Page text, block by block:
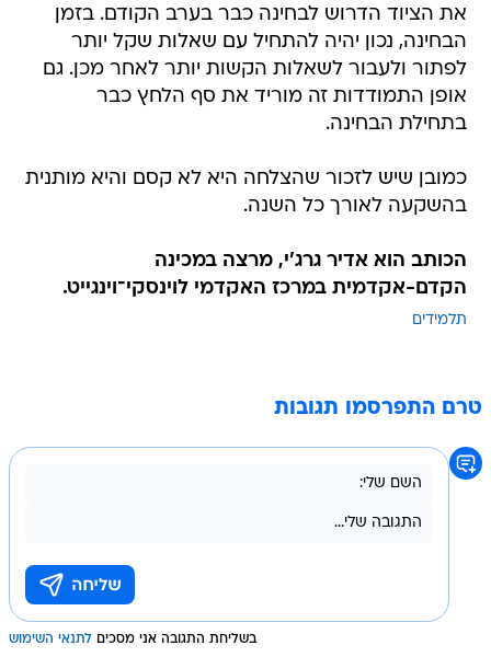
את הציוד הדרוש לבחינה כבר בערב הקודם. בזמן
הבחינה, נכון יהיה להתחיל עם שאלות שקל יותר
לפתור ולעבור לשאלות הקשות יותר לאחר מכן. גם
אופן התמודדות זה מוריד את סף הלחץ כבר
בתחילת הבחינה.
כמובן שיש לזכור שהצלחה היא לא קסם והיא מותנית
בהשקעה לאורך כל השנה.
הכותב הוא אדיר גרג'י, מרצה במכינה
הקדם-אקדמית במרכז האקדמי לוינסקי־וינגייט.
תלמידים
טרם התפרסמו תגובות
בשליחת התגובה אני מסכים לתנאי השימוש